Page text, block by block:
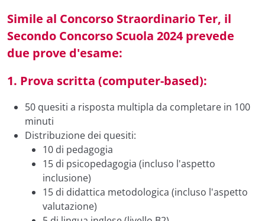
Simile al Concorso Straordinario Ter, il
Secondo Concorso Scuola 2024 prevede
due prove d'esame:
1. Prova scritta (computer-based):
50 quesiti a risposta multipla da completare in 100
minuti
Distribuzione dei quesiti:
10 di pedagogia
15 di psicopedagogia (incluso l'aspetto
inclusione)
15 di didattica metodologica (incluso l'aspetto
valutazione)